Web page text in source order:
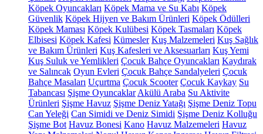
Köpek Oyuncakları Köpek Mama ve Su Kabı Köpek
Güvenlik Köpek Hijyen ve Bakım Ürünleri Köpek Ödülleri
Köpek Maması Köpek Kulübesi Köpek Tasmaları Köpek
Elbisesi Köpek Kafesi Kümesler Kuş Malzemeleri Kuş Sağlık
ve Bakım Ürünleri Kuş Kafesleri ve Aksesuarları Kuş Yemi
Kuş Suluk ve Yemlikleri Çocuk Bahçe Oyuncakları Kaydırak
ve Salıncak Oyun Evleri Çocuk Bahçe Sandalyeleri Çocuk
Bahçe Masaları Uçurtma Çocuk Scooter Çocuk Kaykay Su
Tabancası Şişme Oyuncaklar Akülü Araba Su Aktivite
Ürünleri Şişme Havuz Şişme Deniz Yatağı Şişme Deniz Topu
Can Yeleği Can Simidi ve Deniz Simidi Şişme Deniz Kolluğu
Şişme Bot Havuz Bonesi Kano Havuz Malzemeleri Havuz